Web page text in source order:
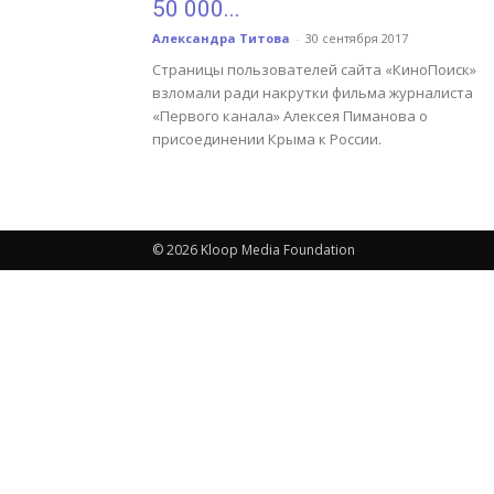
50 000...
Александра Титова - 30 сентября 2017
Страницы пользователей сайта «КиноПоиск»
взломали ради накрутки фильма журналиста
«Первого канала» Алексея Пиманова о
присоединении Крыма к России.
© 2026 Kloop Media Foundation